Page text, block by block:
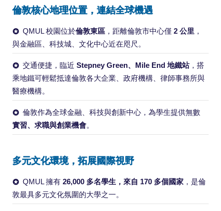
倫敦核心地理位置，連結全球機遇
QMUL 校園位於倫敦東區 ，距離倫敦市中心僅 2 公里 ，
與金融區、科技城、文化中心近在咫尺。
交通便捷，臨近 Stepney Green、Mile End 地鐵站，搭
乘地鐵可輕鬆抵達倫敦各大企業、政府機構、律師事務所與
醫療機構。
倫敦作為全球金融、科技與創新中心，為學生提供無數
實習、求職與創業機會。
多元文化環境，拓展國際視野
QMUL 擁有 26,000 多名學生，來自 170 多個國家，是倫
敦最具多元文化氛圍的大學之一。